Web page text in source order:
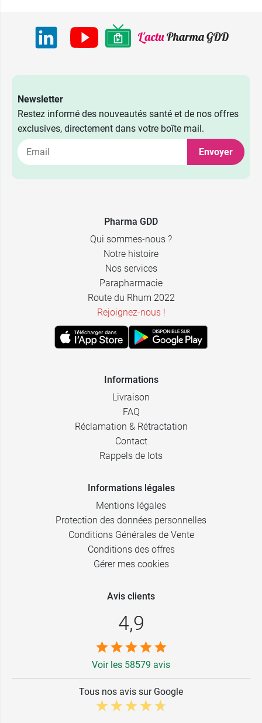
Newsletter
Restez informé des nouveautés santé et de nos offres
exclusives, directement dans votre boîte mail.
Envoyer
Pharma GDD
Qui sommes-nous ?
Notre histoire
Nos services
Parapharmacie
Route du Rhum 2022
Rejoignez-nous !
Informations
Livraison
FAQ
Réclamation & Rétractation
Contact
Rappels de lots
Informations légales
Mentions légales
Protection des données personnelles
Conditions Générales de Vente
Conditions des offres
Gérer mes cookies
Avis clients
4,9
Voir les 58579 avis
Tous nos avis sur Google